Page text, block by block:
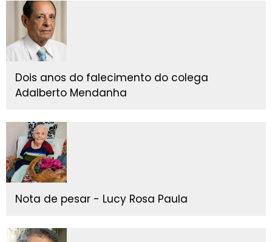
Dois anos do falecimento do colega
Adalberto Mendanha
Nota de pesar - Lucy Rosa Paula